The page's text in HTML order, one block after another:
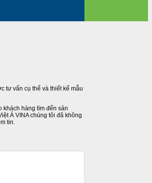
tư vấn cụ thể và thiết kế mẫu
khách hàng tìm đến sản
Á VINA chúng tôi đã không
tin.